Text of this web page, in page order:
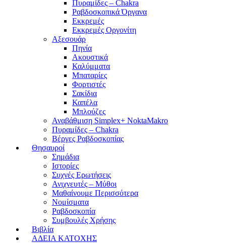
Πυραμίδες – Chakra
Ραβδοσκοπικά Όργανα
Εκκρεμές
Εκκρεμές Οργονίτη
Αξεσουάρ
Πηνία
Ακουστικά
Καλύμματα
Μπαταρίες
Φορτιστές
Σακίδια
Καπέλα
Μπλούζες
Αναβάθμιση Simplex+ NoktaMakro
Πυραμίδες – Chakra
Βέργες Ραβδοσκοπίας
Θησαυροί
Σημάδια
Ιστορίες
Συχνές Ερωτήσεις
Ανιχνευτές – Μύθοι
Μαθαίνουμε Περισσότερα
Νομίσματα
Ραβδοσκοπία
Συμβουλές Χρήσης
Βιβλία
ΑΔΕΙΑ ΚΑΤΟΧΗΣ